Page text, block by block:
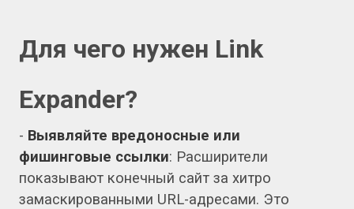
Для чего нужен Link
Expander?
- Выявляйте вредоносные или
фишинговые ссылки: Расширители
показывают конечный сайт за хитро
замаскированными URL-адресами. Это